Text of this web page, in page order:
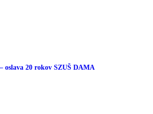
oslava 20 rokov SZUŠ DAMA